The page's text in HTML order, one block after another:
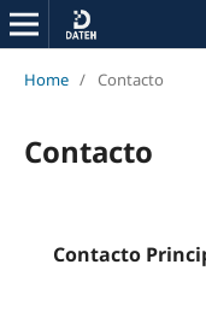
Home / Contacto
Contacto
Contacto